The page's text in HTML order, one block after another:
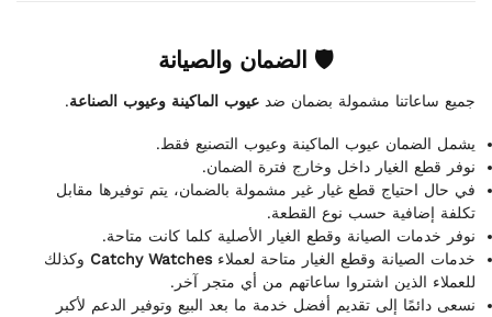
🛡 الضمان والصيانة
جميع ساعاتنا مشمولة بضمان ضد عيوب الماكينة وعيوب الصناعة.
يشمل الضمان عيوب الماكينة وعيوب التصنيع فقط.
نوفر قطع الغيار داخل وخارج فترة الضمان.
في حال احتياج قطع غيار غير مشمولة بالضمان، يتم توفيرها مقابل
تكلفة إضافية حسب نوع القطعة.
نوفر خدمات الصيانة وقطع الغيار الأصلية كلما كانت متاحة.
خدمات الصيانة وقطع الغيار متاحة لعملاءCatchy Watches وكذلك
للعملاء الذين اشتروا ساعاتهم من أي متجر آخر.
نسعى دائمًا إلى تقديم أفضل خدمة ما بعد البيع وتوفير الدعم لأكبر